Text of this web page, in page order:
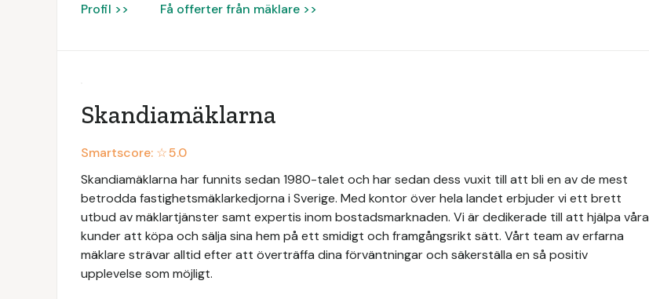
Profil >> Få offerter från mäklare >>
Skandiamäklarna
Smartscore: ☆5.0
Skandiamäklarna har funnits sedan 1980-talet och har sedan dess vuxit till att bli en av de mest
betrodda fastighetsmäklarkedjorna i Sverige. Med kontor över hela landet erbjuder vi ett brett
utbud av mäklartjänster samt expertis inom bostadsmarknaden. Vi är dedikerade till att hjälpa våra
kunder att köpa och sälja sina hem på ett smidigt och framgångsrikt sätt. Vårt team av erfarna
mäklare strävar alltid efter att överträffa dina förväntningar och säkerställa en så positiv
upplevelse som möjligt.